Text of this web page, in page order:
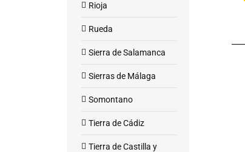
Rioja
Rueda
Sierra de Salamanca
Sierras de Málaga
Somontano
Tierra de Cádiz
Tierra de Castilla y